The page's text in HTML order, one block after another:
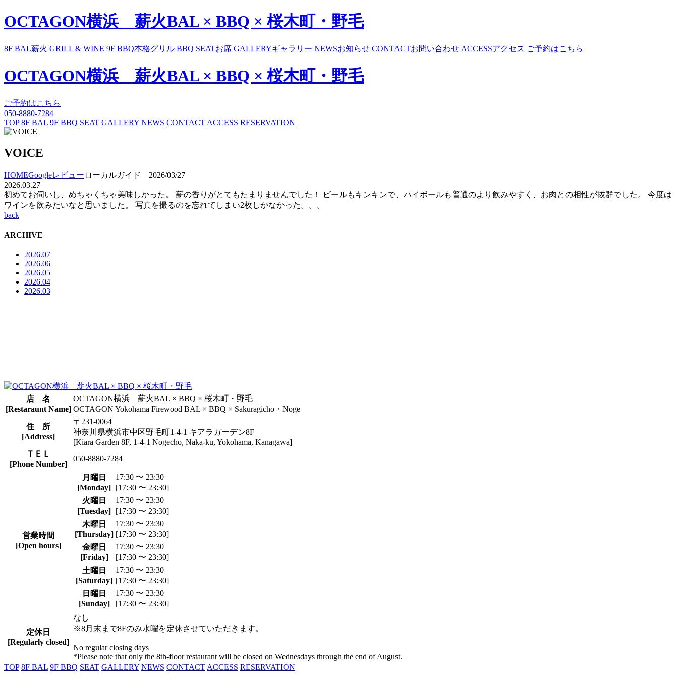
OCTAGON横浜 薪火BAL × BBQ × 桜木町・野毛
8F BAL薪火 GRILL & WINE 9F BBQ本格グリル BBQ SEATお席 GALLERYギャラリー NEWSお知らせ CONTACTお問い合わせ ACCESSアクセス ご予約はこちら
OCTAGON横浜 薪火BAL × BBQ × 桜木町・野毛
ご予約はこちら
050-8880-7284
TOP 8F BAL 9F BBQ SEAT GALLERY NEWS CONTACT ACCESS RESERVATION
VOICE
HOMEGoogleレビュー ローカルガイド 2026/03/27
2026.03.27
初めてお伺いし、めちゃくちゃ美味しかった。 薪の香りがとてもたまりませんでした！ ビールもキンキンで、ハイボールも普通のより飲みやすく、お肉との相性が抜群でした。 今度は
ワインを飲みたいなと思いました。 写真を撮るのを忘れてしまい2枚しかなかった。。。
back
ARCHIVE
2026.07
2026.06
2026.05
2026.04
2026.03
店 名
[Restaraunt Name]
OCTAGON横浜 薪火BAL × BBQ × 桜木町・野毛
OCTAGON Yokohama Firewood BAL × BBQ × Sakuragicho・Noge
住 所
[Address]
〒231-0064
神奈川県横浜市中区野毛町1-4-1 キアラガーデン8F
[Kiara Garden 8F, 1-4-1 Nogecho, Naka-ku, Yokohama, Kanagawa]
ＴＥＬ
[Phone Number]
050-8880-7284
営業時間
[Open hours]
月曜日
[Monday]
17:30 〜 23:30
[17:30 〜 23:30]
火曜日
[Tuesday]
17:30 〜 23:30
[17:30 〜 23:30]
木曜日
[Thursday]
17:30 〜 23:30
[17:30 〜 23:30]
金曜日
[Friday]
17:30 〜 23:30
[17:30 〜 23:30]
土曜日
[Saturday]
17:30 〜 23:30
[17:30 〜 23:30]
日曜日
[Sunday]
17:30 〜 23:30
[17:30 〜 23:30]
定休日
[Regularly closed]
なし
※8月末まで8Fのみ水曜を定休させていただきます。
No regular closing days
*Please note that only the 8th-floor restaurant will be closed on Wednesdays through the end of August.
TOP 8F BAL 9F BBQ SEAT GALLERY NEWS CONTACT ACCESS RESERVATION